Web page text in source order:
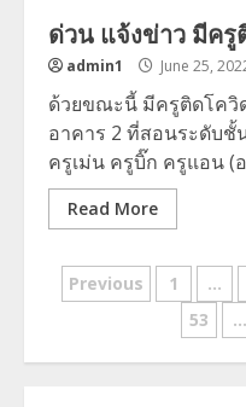
ด่วน แจ้งข่าว มีค
admin1 June 25,
ด้วยขณะนี้ มีครูติดโควิ
อาคาร 2 ที่สอนระดับชั้
ครูเม่น ครูบิ๊ก ครูแอน (
Read More
Posts
navigation
Previous 1 …
53
…